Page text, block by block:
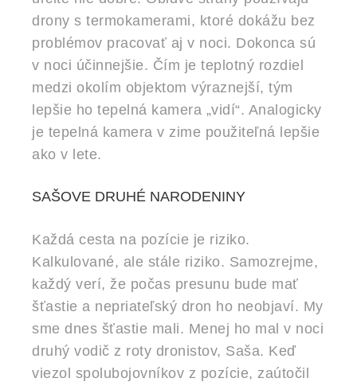
drony s termokamerami, ktoré dokážu bez
problémov pracovať aj v noci. Dokonca sú
v noci účinnejšie. Čím je teplotný rozdiel
medzi okolím objektom výraznejší, tým
lepšie ho tepelná kamera „vidí“. Analogicky
je tepelná kamera v zime použiteľná lepšie
ako v lete.
SAŠOVE DRUHÉ NARODENINY
Každá cesta na pozície je riziko.
Kalkulované, ale stále riziko. Samozrejme,
každý verí, že počas presunu bude mať
šťastie a nepriateľský dron ho neobjaví. My
sme dnes šťastie mali. Menej ho mal v noci
druhý vodič z roty dronistov, Saša. Keď
viezol spolubojovníkov z pozície, zaútočil